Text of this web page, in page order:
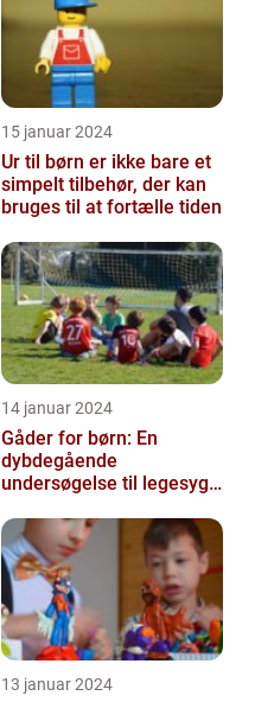
15 januar 2024
Ur til børn er ikke bare et
simpelt tilbehør, der kan
bruges til at fortælle tiden
14 januar 2024
Gåder for børn: En
dybdegående
undersøgelse til legesyge
13 januar 2024